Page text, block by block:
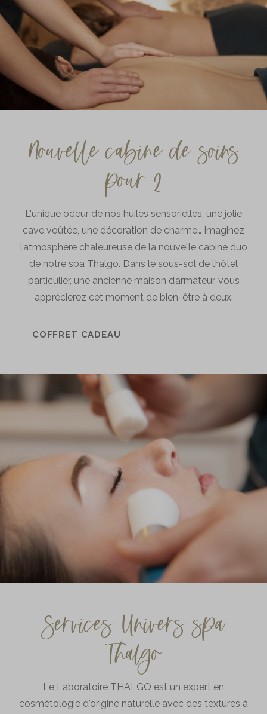
Tourbillon
La Table de Léa
Nouvelle cabine de soins
pour 2
L'unique odeur de nos huiles sensorielles, une jolie
cave voûtée, une décoration de charme… Imaginez
l’atmosphère chaleureuse de la nouvelle cabine duo
de notre spa Thalgo. Dans le sous-sol de l’hôtel
particulier, une ancienne maison d’armateur, vous
apprécierez cet moment de bien-être à deux.
COFFRET CADEAU
Services Univers spa
Thalgo
Le Laboratoire THALGO est un expert en
cosmétologie d'origine naturelle avec des textures à